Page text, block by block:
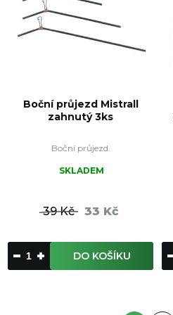
Boční průjezd Mistrall
zahnutý 3ks
Boční průjezd.
SKLADEM
39 Kč 33 Kč
DO KOŠÍKU